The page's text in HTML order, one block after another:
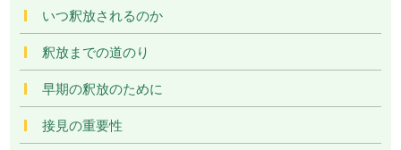
いつ釈放されるのか
釈放までの道のり
早期の釈放のために
接見の重要性